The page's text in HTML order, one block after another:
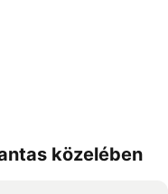
közelében